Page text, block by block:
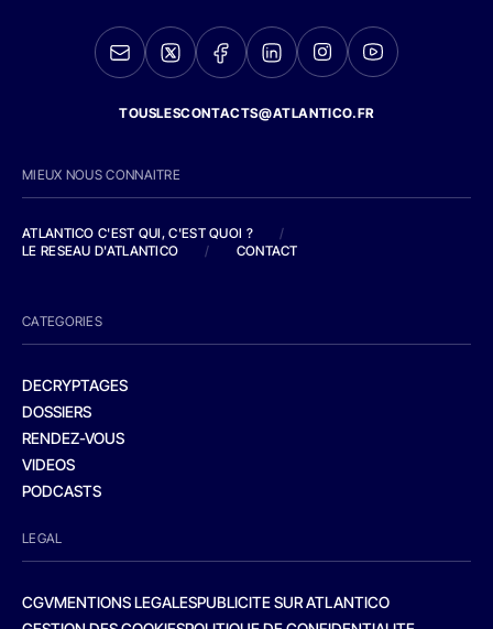
TOUSLESCONTACTS@ATLANTICO.FR
MIEUX NOUS CONNAITRE
ATLANTICO C'EST QUI, C'EST QUOI ?
/
LE RESEAU D'ATLANTICO
/ CONTACT
CATEGORIES
DECRYPTAGES
DOSSIERS
RENDEZ-VOUS
VIDEOS
PODCASTS
LEGAL
CGVMENTIONS LEGALESPUBLICITE SUR ATLANTICO